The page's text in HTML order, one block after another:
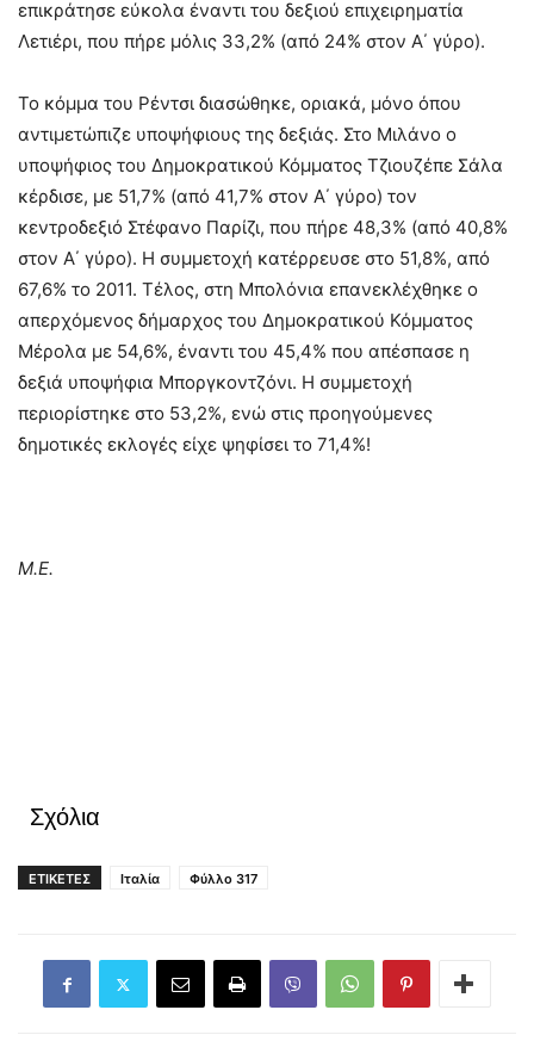
επικράτησε εύκολα έναντι του δεξιού επιχειρηματία
Λετιέρι, που πήρε μόλις 33,2% (από 24% στον Α΄ γύρο).
Το κόμμα του Ρέντσι διασώθηκε, οριακά, μόνο όπου
αντιμετώπιζε υποψήφιους της δεξιάς. Στο Μιλάνο ο
υποψήφιος του Δημοκρατικού Κόμματος Τζιουζέπε Σάλα
κέρδισε, με 51,7% (από 41,7% στον Α΄ γύρο) τον
κεντροδεξιό Στέφανο Παρίζι, που πήρε 48,3% (από 40,8%
στον Α΄ γύρο). Η συμμετοχή κατέρρευσε στο 51,8%, από
67,6% το 2011. Τέλος, στη Μπολόνια επανεκλέχθηκε ο
απερχόμενος δήμαρχος του Δημοκρατικού Κόμματος
Μέρολα με 54,6%, έναντι του 45,4% που απέσπασε η
δεξιά υποψήφια Μποργκοντζόνι. Η συμμετοχή
περιορίστηκε στο 53,2%, ενώ στις προηγούμενες
δημοτικές εκλογές είχε ψηφίσει το 71,4%!
Μ.Ε.
Σχόλια
ΕΤΙΚΕΤΕΣ Ιταλία Φύλλο 317